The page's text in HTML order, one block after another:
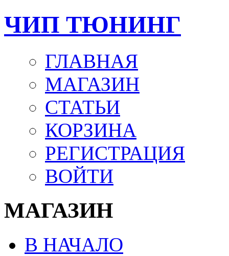
ЧИП ТЮНИНГ
ГЛАВНАЯ
МАГАЗИН
СТАТЬИ
КОРЗИНА
РЕГИСТРАЦИЯ
ВОЙТИ
МАГАЗИН
В НАЧАЛО